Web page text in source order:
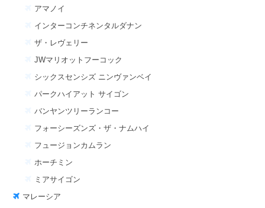
アマノイ
インターコンチネンタルダナン
ザ・レヴェリー
JWマリオットフーコック
シックスセンシズ ニンヴァンベイ
パークハイアット サイゴン
バンヤンツリーランコー
フォーシーズンズ・ザ・ナムハイ
フュージョンカムラン
ホーチミン
ミアサイゴン
マレーシア